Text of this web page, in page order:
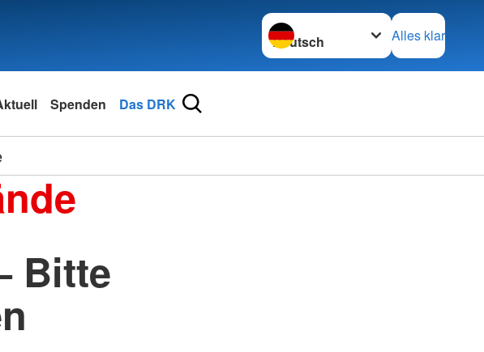
Sprache wechseln zu
Alles klar
Spenden Das DRK
Bitte